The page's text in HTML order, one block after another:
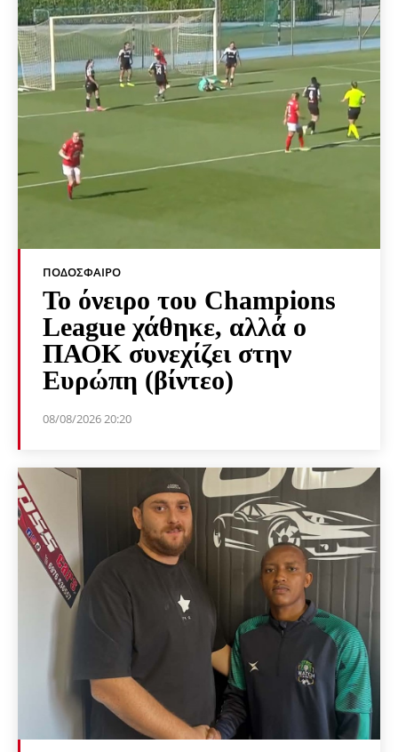
ΠΟΔΌΣΦΑΙΡΟ
Το όνειρο του Champions
League χάθηκε, αλλά ο
ΠΑΟΚ συνεχίζει στην
Ευρώπη (βίντεο)
08/08/2026 20:20